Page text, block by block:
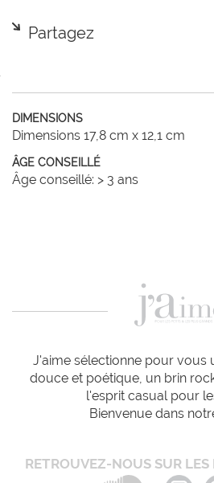
Partagez
DIMENSIONS
Dimensions 17,8 cm x 12,1 cm
ÂGE CONSEILLÉ
Âge conseillé: > 3 ans
J'aime sélectionne pour vous
douce et poétique, un brin
l'esprit casual pour
Bienvenue dans
RETROUVEZ-NOUS SUR LES